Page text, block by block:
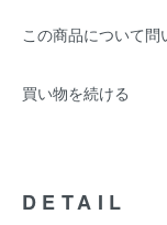
この商品について問
買い物を続ける
DETAIL